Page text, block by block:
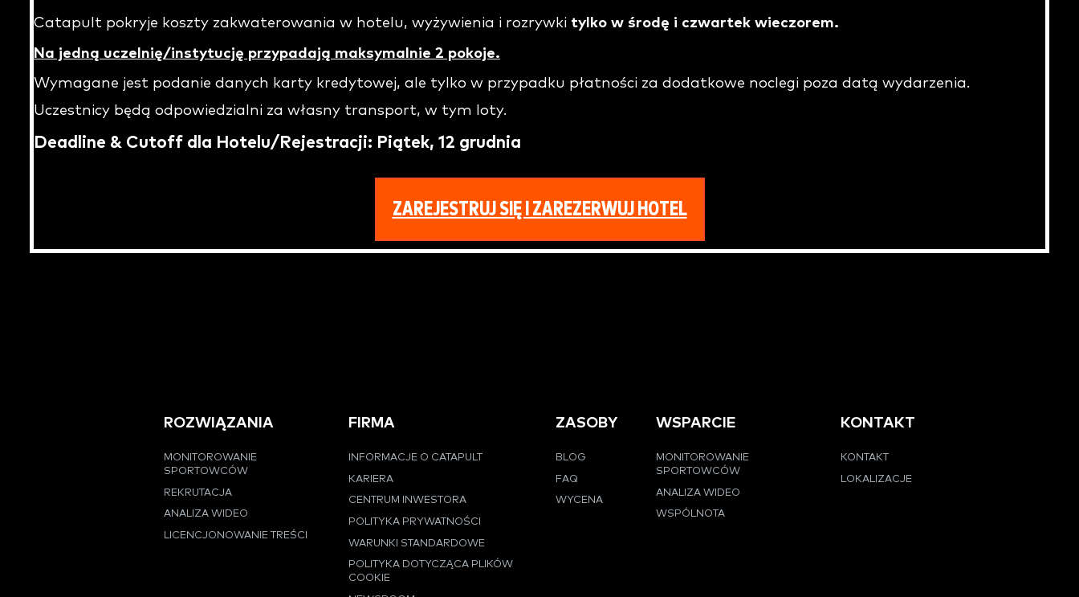
Catapult pokryje koszty zakwaterowania w hotelu, wyżywienia i rozrywki tylko w środę i czwartek wieczorem.
Na jedną uczelnię/instytucję przypadają maksymalnie 2 pokoje.
Wymagane jest podanie danych karty kredytowej, ale tylko w przypadku płatności za dodatkowe noclegi poza datą wydarzenia.
Uczestnicy będą odpowiedzialni za własny transport, w tym loty.
Deadline & Cutoff dla Hotelu/Rejestracji: Piątek, 12 grudnia
ZAREJESTRUJ SIĘ I ZAREZERWUJ HOTEL
ROZWIĄZANIA
MONITOROWANIE
SPORTOWCÓW
REKRUTACJA
ANALIZA WIDEO
LICENCJONOWANIE TREŚCI
FIRMA
INFORMACJE O CATAPULT
KARIERA
CENTRUM INWESTORA
POLITYKA PRYWATNOŚCI
WARUNKI STANDARDOWE
POLITYKA DOTYCZĄCA PLIKÓW
COOKIE
ZASOBY
BLOG
FAQ
WYCENA
WSPARCIE
MONITOROWANIE
SPORTOWCÓW
ANALIZA WIDEO
WSPÓLNOTA
KONTAKT
KONTAKT
LOKALIZACJE